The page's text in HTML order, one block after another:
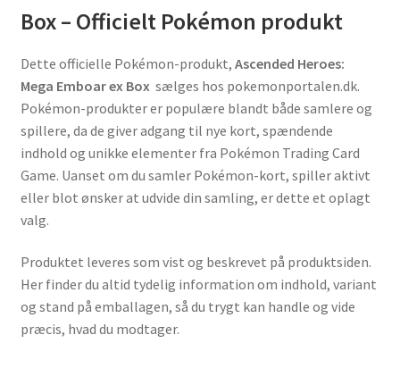
Box – Officielt Pokémon produkt
Dette officielle Pokémon-produkt, Ascended Heroes:
Mega Emboar ex Box sælges hos pokemonportalen.dk.
Pokémon-produkter er populære blandt både samlere og
spillere, da de giver adgang til nye kort, spændende
indhold og unikke elementer fra Pokémon Trading Card
Game. Uanset om du samler Pokémon-kort, spiller aktivt
eller blot ønsker at udvide din samling, er dette et oplagt
valg.
Produktet leveres som vist og beskrevet på produktsiden.
Her finder du altid tydelig information om indhold, variant
og stand på emballagen, så du trygt kan handle og vide
præcis, hvad du modtager.